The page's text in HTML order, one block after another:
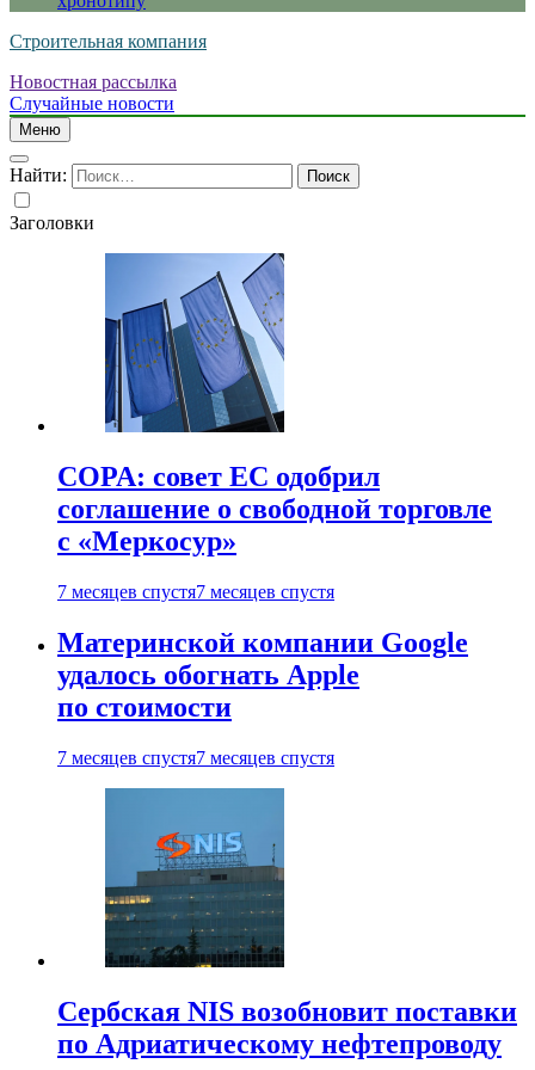
Строительная компания
Новостная рассылка
Случайные новости
Меню
Найти:
Заголовки
COPA: совет ЕС одобрил
соглашение о свободной торговле
с «Меркосур»
7 месяцев спустя7 месяцев спустя
Материнской компании Google
удалось обогнать Apple
по стоимости
7 месяцев спустя7 месяцев спустя
Сербская NIS возобновит поставки
по Адриатическому нефтепроводу